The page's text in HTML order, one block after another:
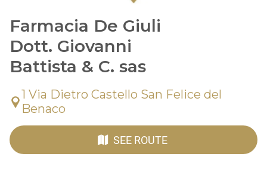
Farmacia De Giuli
Dott. Giovanni
Battista & C. sas
1 Via Dietro Castello San Felice del
Benaco
SEE ROUTE